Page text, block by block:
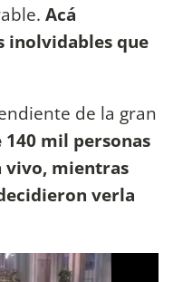
Acá
inolvidables que
de la gran
140 mil personas
vivo, mientras
verla